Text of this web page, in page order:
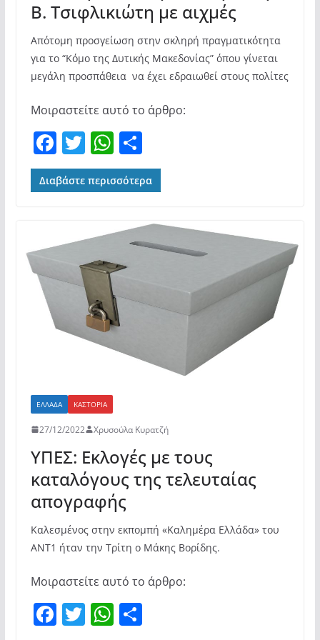
Β. Τσιφλικιώτη με αιχμές
Απότομη προσγείωση στην σκληρή πραγματικότητα
για το “Κόμο της Δυτικής Μακεδονίας” όπου γίνεται
μεγάλη προσπάθεια να έχει εδραιωθεί στους πολίτες
Μοιραστείτε αυτό το άρθρο:
F
a
c
o
o
T
w
itt
W
h
at
A
p
p
Μ
οι
ρ
σ
τε
ε
Διαβάστε περισσότερα
ΕΛΛΆΔΑ ΚΑΣΤΟΡΙΆ
27/12/2022 Χρυσούλα Κυρατζή
ΥΠΕΣ: Εκλογές με τους
καταλόγους της τελευταίας
απογραφής
Καλεσμένος στην εκπομπή «Καλημέρα Ελλάδα» του
ΑΝΤ1 ήταν την Τρίτη ο Μάκης Βορίδης.
Μοιραστείτε αυτό το άρθρο:
F T W Μ